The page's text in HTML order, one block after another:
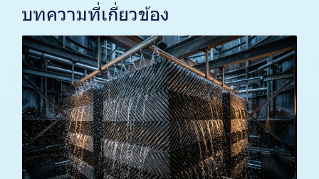
บทความที่เกี่ยวข้อง